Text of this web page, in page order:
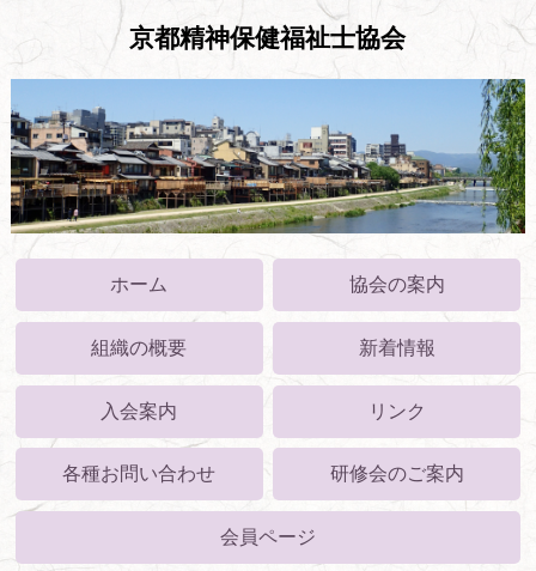
京都精神保健福祉士協会
ホーム 協会の案内
組織の概要 新着情報
入会案内 リンク
各種お問い合わせ 研修会のご案内
会員ページ